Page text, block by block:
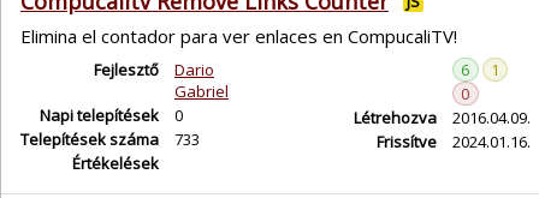
Elimina el contador para ver enlaces en CompucaliTV!
Fejlesztő
Dario
Gabriel
Napi telepítések
0
Telepítések száma
733
Értékelések
6
1
0
Létrehozva
2016.04.09.
Frissítve
2024.01.16.